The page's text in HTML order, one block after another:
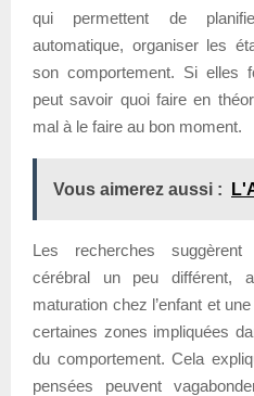
qui permettent de
automatique, organiser les
son comportement. Si elles
peut savoir quoi faire en
mal à le faire au bon moment.
Vous aimerez aussi :
Les recherches
cérébral un peu différent,
maturation chez l’enfant et
certaines zones impliquées
du comportement. Cela
pensées peuvent